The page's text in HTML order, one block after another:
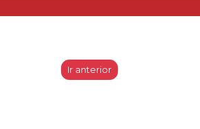
Ir anterior